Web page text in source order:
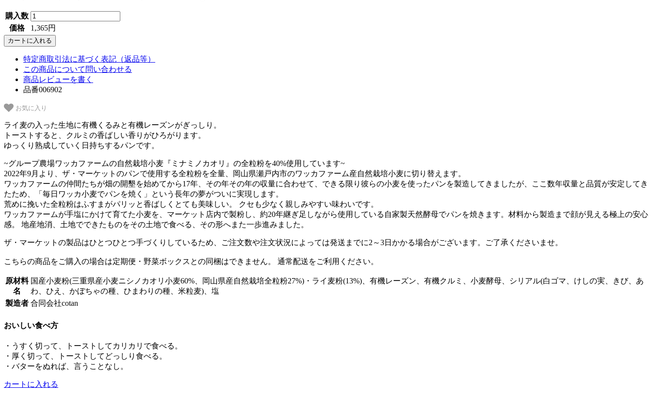
購入数
価格
1,365円
特定商取引法に基づく表記（返品等）
この商品について問い合わせる
商品レビューを書く
品番006902
お気に入り
ライ麦の入った生地に有機くるみと有機レーズンがぎっしり。
トーストすると、クルミの香ばしい香りがひろがります。
ゆっくり熟成していく日持ちするパンです。
~グループ農場ワッカファームの自然栽培小麦『ミナミノカオリ』の全粒粉を40%使用しています~
2022年9月より、ザ・マーケットのパンで使用する全粒粉を全量、岡山県瀬戸内市のワッカファーム産自然栽培小麦に切り替えます。
ワッカファームの仲間たちが畑の開墾を始めてから17年、その年その年の収量に合わせて、できる限り彼らの小麦を使ったパンを製造してきましたが、ここ数年収量と品質が安定してき
たため、「毎日ワッカ小麦でパンを焼く」という長年の夢がついに実現します。
荒めに挽いた全粒粉はふすまがパリッと香ばしくとても美味しい。 クセも少なく親しみやすい味わいです。
ワッカファームが手塩にかけて育てた小麦を、マーケット店内で製粉し、約20年継ぎ足しながら使用している自家製天然酵母でパンを焼きます。材料から製造まで顔が見える極上の安心
感。 地産地消、土地でできたものをその土地で食べる、その形へまた一歩進みました。
ザ・マーケットの製品はひとつひとつ手づくりしているため、ご注文数や注文状況によっては発送までに2～3日かかる場合がございます。ご了承くださいませ。
こちらの商品をご購入の場合は定期便・野菜ボックスとの同梱はできません。 通常配送をご利用ください。
原材料
名
国産小麦粉(三重県産小麦ニシノカオリ小麦60%、岡山県産自然栽培全粒粉27%)・ライ麦粉(13%)、有機レーズン、有機クルミ、小麦酵母、シリアル(白ゴマ、けしの実、きび、あ
わ、ひえ、かぼちゃの種、ひまわりの種、米粒麦)、塩
製造者 合同会社cotan
おいしい食べ方
・うすく切って、トーストしてカリカリで食べる。
・厚く切って、トーストしてどっしり食べる。
・バターをぬれば、言うことなし。
カートに入れる